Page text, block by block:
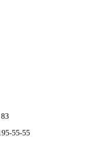
55-55